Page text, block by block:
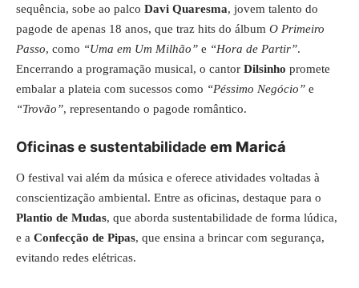
sequência, sobe ao palco Davi Quaresma, jovem talento do
pagode de apenas 18 anos, que traz hits do álbum O Primeiro
Passo, como “Uma em Um Milhão” e “Hora de Partir”.
Encerrando a programação musical, o cantor Dilsinho promete
embalar a plateia com sucessos como “Péssimo Negócio” e
“Trovão”, representando o pagode romântico.
Oficinas e sustentabilidade em Maricá
O festival vai além da música e oferece atividades voltadas à
conscientização ambiental. Entre as oficinas, destaque para o
Plantio de Mudas, que aborda sustentabilidade de forma lúdica,
e a Confecção de Pipas, que ensina a brincar com segurança,
evitando redes elétricas.